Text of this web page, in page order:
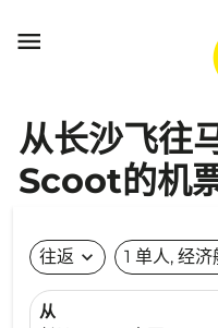

从长沙飞往
Scoot的机
往返 expand_more 1 单人, 经济
从